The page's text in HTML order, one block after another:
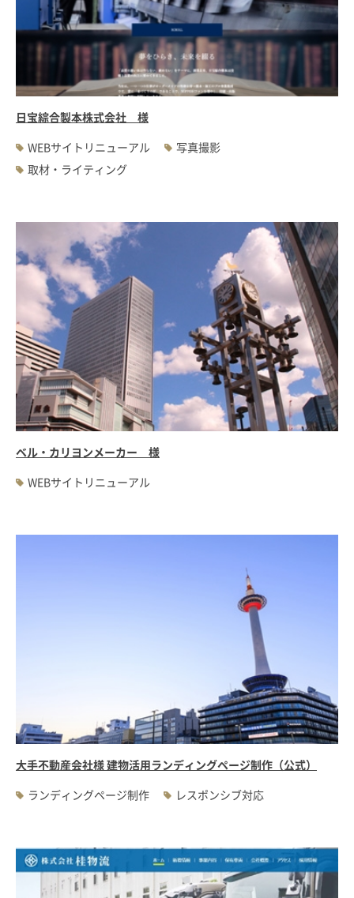
日宝綜合製本株式会社 様
WEBサイトリニューアル
写真撮影
取材・ライティング
ベル・カリヨンメーカー 様
WEBサイトリニューアル
大手不動産会社様 建物活用ランディングページ制作（公式）
ランディングページ制作
レスポンシブ対応